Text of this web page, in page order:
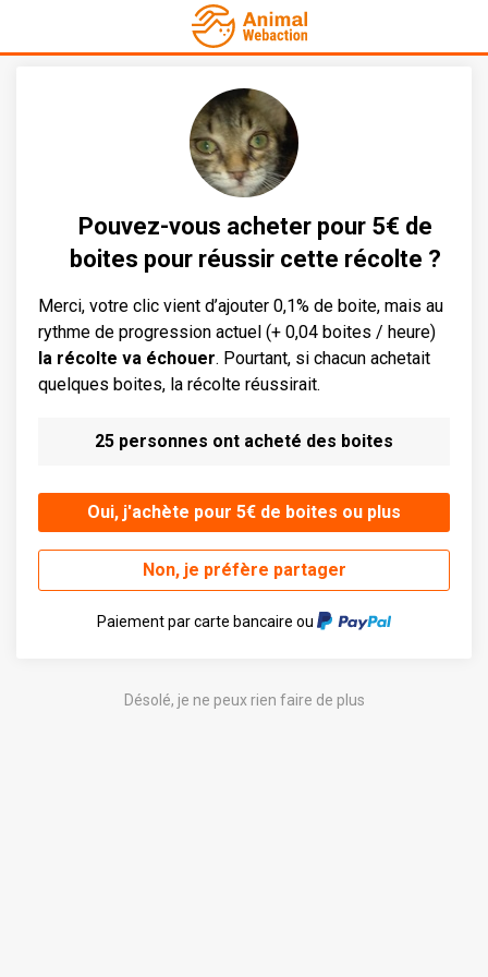
Pouvez-vous acheter pour 5€ de
boites pour réussir cette récolte ?
Merci, votre clic vient d’ajouter 0,1% de boite, mais au
rythme de progression actuel (+ 0,04 boites / heure)
la récolte va échouer. Pourtant, si chacun achetait
quelques boites, la récolte réussirait.
25 personnes ont acheté des boites
Oui, j'achète pour 5€ de boites ou plus
Non, je préfère partager
Paiement par carte bancaire ou
Désolé, je ne peux rien faire de plus